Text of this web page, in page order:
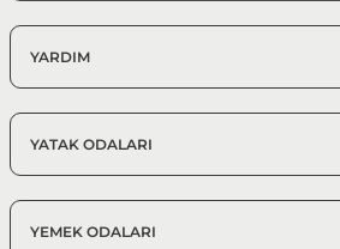
YARDIM
YATAK ODALARI
YEMEK ODALARI